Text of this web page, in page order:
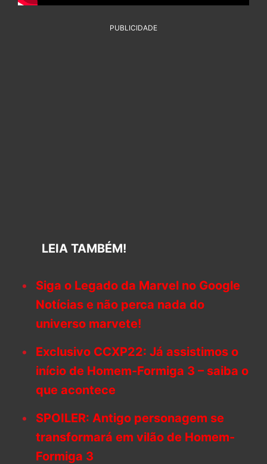
PUBLICIDADE
LEIA TAMBÉM!
Siga o Legado da Marvel no Google
Notícias e não perca nada do
universo marvete!
Exclusivo CCXP22: Já assistimos o
início de Homem-Formiga 3 – saiba o
que acontece
SPOILER: Antigo personagem se
transformará em vilão de Homem-
Formiga 3